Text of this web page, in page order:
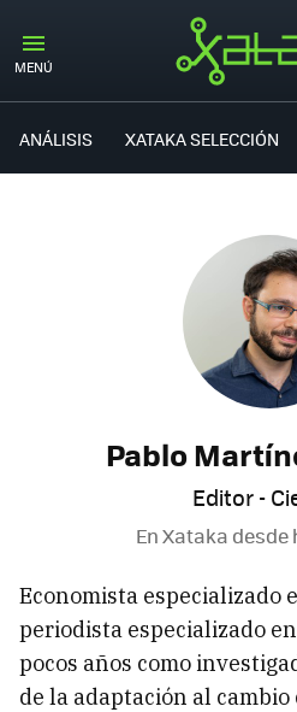
MENÚ
ANÁLISIS XATAKA SELECCIÓN
Pablo
Editor -
En Xataka desde
Economista especializado
periodista especializado
pocos años como
de la adaptación al